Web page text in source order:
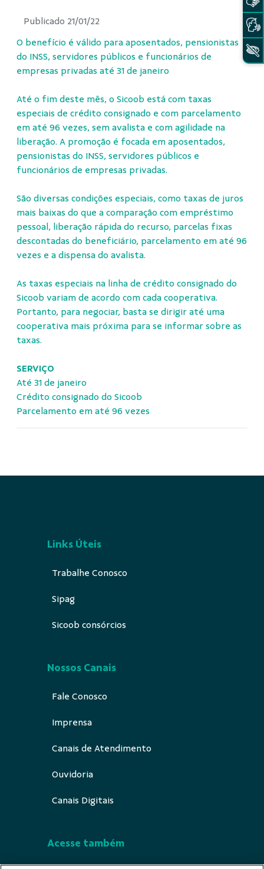
Publicado 21/01/22
O benefício é válido para aposentados, pensionistas
do INSS, servidores públicos e funcionários de
empresas privadas até 31 de janeiro
Até o fim deste mês, o Sicoob está com taxas
especiais de crédito consignado e com parcelamento
em até 96 vezes, sem avalista e com agilidade na
liberação. A promoção é focada em aposentados,
pensionistas do INSS, servidores públicos e
funcionários de empresas privadas.
São diversas condições especiais, como taxas de juros
mais baixas do que a comparação com empréstimo
pessoal, liberação rápida do recurso, parcelas fixas
descontadas do beneficiário, parcelamento em até 96
vezes e a dispensa do avalista.
As taxas especiais na linha de crédito consignado do
Sicoob variam de acordo com cada cooperativa.
Portanto, para negociar, basta se dirigir até uma
cooperativa mais próxima para se informar sobre as
taxas.
SERVIÇO
Até 31 de janeiro
Crédito consignado do Sicoob
Parcelamento em até 96 vezes
Links Úteis
Trabalhe Conosco
Sipag
Sicoob consórcios
Nossos Canais
Fale Conosco
Imprensa
Canais de Atendimento
Ouvidoria
Canais Digitais
Acesse também